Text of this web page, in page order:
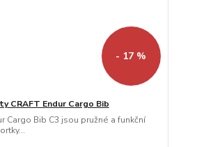
- 17 %
CRAFT Endur Cargo Bib
Cargo Bib C3 jsou pružné a funkční